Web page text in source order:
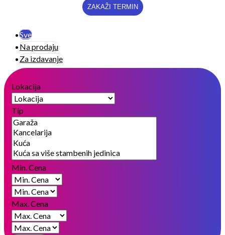
Sve
Na prodaju
Za izdavanje
Lokacija
Tip
Min. Cena
Max. Cena